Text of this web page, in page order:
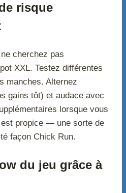
risque
cherchez pas
XXL. Testez différentes
manches. Alternez
gains tôt) et audace avec
lorsque vous
propice — une sorte de
façon Chick Run.
du jeu grâce à